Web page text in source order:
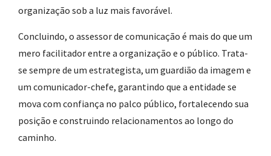
organização sob a luz mais favorável.
Concluindo, o assessor de comunicação é mais do que um
mero facilitador entre a organização e o público. Trata-
se sempre de um estrategista, um guardião da imagem e
um comunicador-chefe, garantindo que a entidade se
mova com confiança no palco público, fortalecendo sua
posição e construindo relacionamentos ao longo do
caminho.